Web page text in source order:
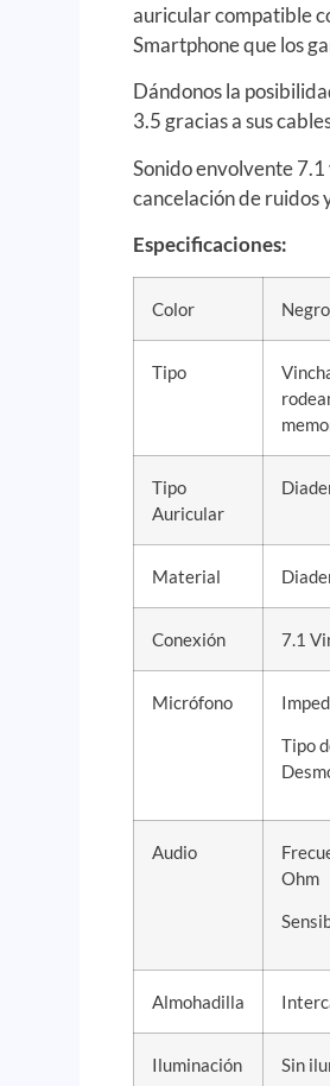
auricular compatible
Smartphone que los
Dándonos la
3.5 gracias a sus
Sonido envolvente
cancelación de ruidos
Especificaciones:
Color
Tipo
Tipo
Auricular
Material
Conexión 7.1
Micrófono
Tipo
Audio
Ohm
Almohadilla
Iluminación Sin